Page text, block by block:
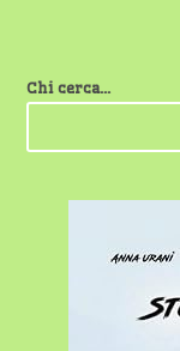
Chi cerca...